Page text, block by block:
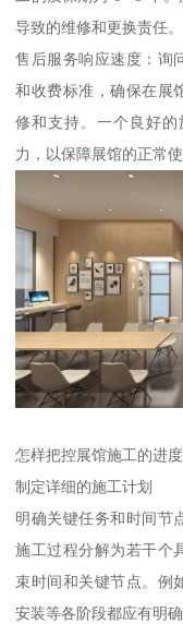
导致的维修和更换责任。
售后服务响应速度：询
和收费标准，确保在展
修和支持。一个良好
力，以保障展馆的正常使
怎样把控展馆施工的进
制定详细的施工计划
明确关键任务和时间节
施工过程分解为若干个
束时间和关键节点。例
安装等各阶段都应有明确